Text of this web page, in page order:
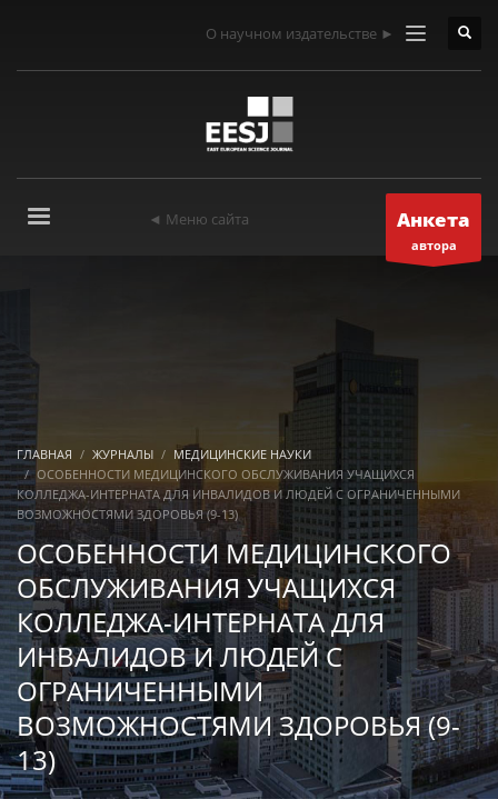
О научном издательстве ►
◄ Меню сайта Анкета
автора
ГЛАВНАЯ ЖУРНАЛЫ
МЕДИЦИНСКИЕ НАУКИ
ОСОБЕННОСТИ МЕДИЦИНСКОГО ОБСЛУЖИВАНИЯ УЧАЩИХСЯ
КОЛЛЕДЖА-ИНТЕРНАТА ДЛЯ ИНВАЛИДОВ И ЛЮДЕЙ С ОГРАНИЧЕННЫМИ
ВОЗМОЖНОСТЯМИ ЗДОРОВЬЯ (9-13)
ОСОБЕННОСТИ МЕДИЦИНСКОГО
ОБСЛУЖИВАНИЯ УЧАЩИХСЯ
КОЛЛЕДЖА-ИНТЕРНАТА ДЛЯ
ИНВАЛИДОВ И ЛЮДЕЙ С
ОГРАНИЧЕННЫМИ
ВОЗМОЖНОСТЯМИ ЗДОРОВЬЯ (9-
13)